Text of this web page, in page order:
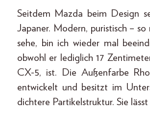
Seitdem Mazda beim Design
Japaner. Modern, puristisch –
sehe, bin ich wieder mal
obwohl er lediglich 17
CX-5, ist. Die Außenfarbe
entwickelt und besitzt im
dichtere Partikelstruktur. Sie